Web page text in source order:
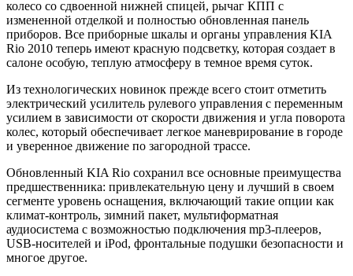
колесо со сдвоенной нижней спицей, рычаг КПП с
измененной отделкой и полностью обновленная панель
приборов. Все приборные шкалы и органы управления KIA
Rio 2010 теперь имеют красную подсветку, которая создает в
салоне особую, теплую атмосферу в темное время суток.
Из технологических новинок прежде всего стоит отметить
электрический усилитель рулевого управления с переменным
усилием в зависимости от скорости движения и угла поворота
колес, который обеспечивает легкое маневрирование в городе
и уверенное движение по загородной трассе.
Обновленный KIA Rio сохранил все основные преимущества
предшественника: привлекательную цену и лучший в своем
сегменте уровень оснащения, включающий такие опции как
климат-контроль, зимний пакет, мультиформатная
аудиосистема с возможностью подключения mp3-плееров,
USB-носителей и iPod, фронтальные подушки безопасности и
многое другое.